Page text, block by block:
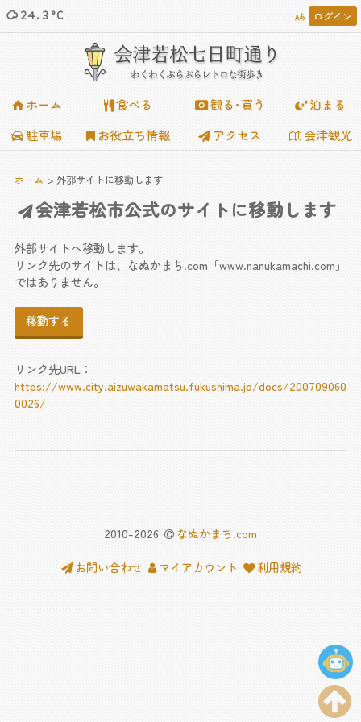
24.3°C ログイン













 会津若松七日町通り
わくわくぶらぶらレトロな街歩き
ホーム 食べる 観る･買う
泊まる
駐車場
お役立ち情報 アクセス 会津観光
ホーム 外部サイトに移動します
会津若松市公式のサイトに移動します
外部サイトへ移動します。
リンク先のサイトは、なぬかまち.com「www.nanukamachi.com」
ではありません。
移動する
リンク先URL：
https://www.city.aizuwakamatsu.fukushima.jp/docs/200709060
0026/
2010-2026
なぬかまち.com
お問い合わせ
マイアカウント 利用規約